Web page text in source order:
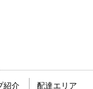
紹介 配達エリア